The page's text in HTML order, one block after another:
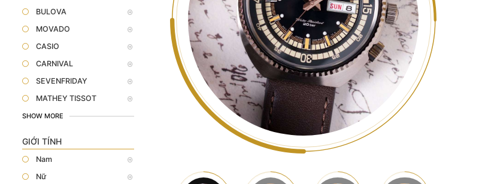
BULOVA
MOVADO
CASIO
CARNIVAL
SEVENFRIDAY
MATHEY TISSOT
SHOW MORE
GIỚI TÍNH
Nam
Nữ